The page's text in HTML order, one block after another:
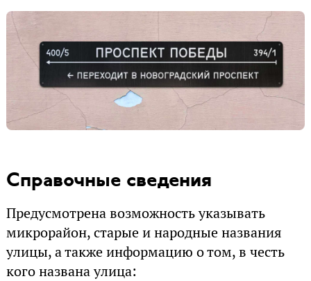
Справочные сведения
Предусмотрена возможность указывать
микрорайон, старые и народные названия
улицы, а также информацию о том, в честь
кого названа улица: